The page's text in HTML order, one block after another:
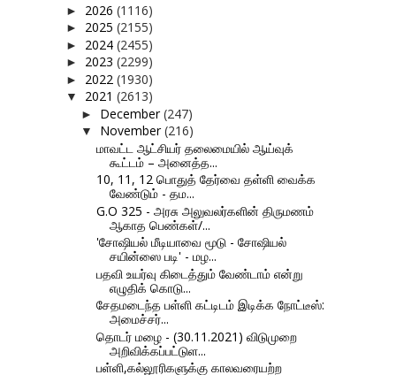
► 2026 (1116)
► 2025 (2155)
► 2024 (2455)
► 2023 (2299)
► 2022 (1930)
▼ 2021 (2613)
► December(247)
▼ November(216)
மாவட்ட ஆட்சியர் தலைமையில் ஆய்வுக்
கூட்டம் – அனைத்த...
10, 11, 12 பொதுத் தேர்வை தள்ளி வைக்க
வேண்டும் - தம...
G.O 325 - அரசு அலுவலர்களின் திருமணம்
ஆகாத பெண்கள்/...
'சோஷியல் மீடியாவை மூடு - சோஷியல்
சயின்ஸை படி' - மழ...
பதவி உயர்வு கிடைத்தும் வேண்டாம் என்று
எழுதிக் கொடு...
சேதமடைந்த பள்ளி கட்டிடம் இடிக்க நோட்டீஸ்:
அமைச்சர்...
தொடர் மழை - (30.11.2021) விடுமுறை
அறிவிக்கப்பட்டுள...
பள்ளி,கல்லூரிகளுக்கு காலவரையற்ற